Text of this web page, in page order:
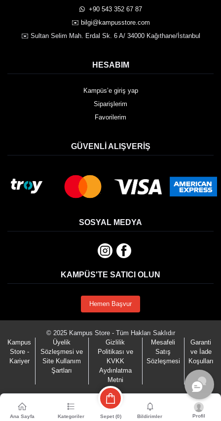
️ +90 543 352 67 87
✉️ bilgi@kampusstore.com
✉️ Sultan Selim Mah. Erdal Sk. 6 A/ 34000 Kağıthane/İstanbul
HESABIM
Kampüs’e giriş yap
Siparişlerim
Favorilerim
GÜVENLI ALIŞVERIŞ
SOSYAL MEDYA
KAMPÜS'TE SATICI OLUN
Hemen Başvur
© 2025 Kampus Store - Tüm Hakları Saklıdır
Kampus
Store -
Kariyer
Üyelik
Sözleşmesi ve
Site Kullanım
Şartları
Gizlilik
Politikası ve
KVKK
Aydınlatma
Metni
Mesafeli
Satış
Sözleşmesi
Garanti
ve İade
Koşulları
Ana Sayfa Kategoriler Sepet (0) Bildirimler Profil